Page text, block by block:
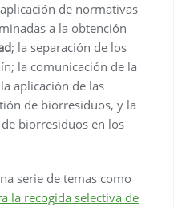
de normativas
a la obtención
; la separación de los
la comunicación de la
aplicación de las
de biorresiduos, y la
biorresiduos en los
serie de temas como
la recogida selectiva de